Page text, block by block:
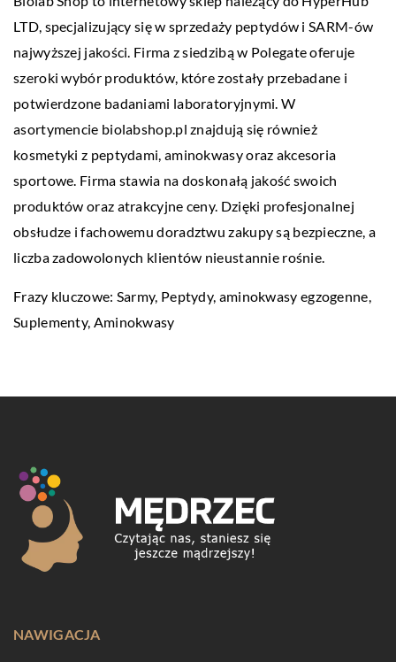
LTD, specjalizujący się w sprzedaży peptydów i SARM-ów
najwyższej jakości. Firma z siedzibą w Polegate oferuje
szeroki wybór produktów, które zostały przebadane i
potwierdzone badaniami laboratoryjnymi. W
asortymencie biolabshop.pl znajdują się również
kosmetyki z peptydami, aminokwasy oraz akcesoria
sportowe. Firma stawia na doskonałą jakość swoich
produktów oraz atrakcyjne ceny. Dzięki profesjonalnej
obsłudze i fachowemu doradztwu zakupy są bezpieczne, a
liczba zadowolonych klientów nieustannie rośnie.
Frazy kluczowe: Sarmy, Peptydy, aminokwasy egzogenne,
Suplementy, Aminokwasy
NAWIGACJA